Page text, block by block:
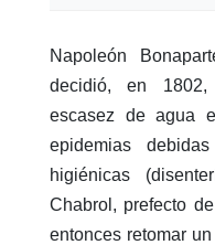
Napoleón
decidió, en
escasez de agua
epidemias
higiénicas
Chabrol, prefecto
entonces retomar